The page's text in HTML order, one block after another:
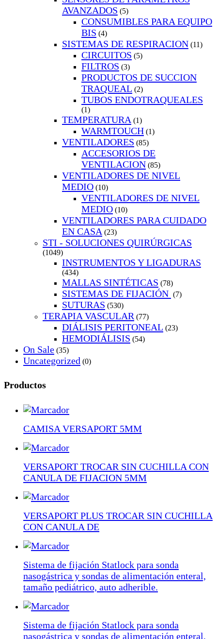
AVANZADOS (5)
CONSUMIBLES PARA EQUIPO
BIS (4)
SISTEMAS DE RESPIRACION (11)
CIRCUITOS (5)
FILTROS (3)
PRODUCTOS DE SUCCION
TRAQUEAL (2)
TUBOS ENDOTRAQUEALES
(1)
TEMPERATURA (1)
WARMTOUCH (1)
VENTILADORES (85)
ACCESORIOS DE
VENTILACION (85)
VENTILADORES DE NIVEL
MEDIO (10)
VENTILADORES DE NIVEL
MEDIO (10)
VENTILADORES PARA CUIDADO
EN CASA (23)
STI - SOLUCIONES QUIRÚRGICAS
(1049)
INSTRUMENTOS Y LIGADURAS
(434)
MALLAS SINTÉTICAS (78)
SISTEMAS DE FIJACIÓN (7)
SUTURAS (530)
TERAPIA VASCULAR (77)
DIÁLISIS PERITONEAL (23)
HEMODIÁLISIS (54)
On Sale (35)
Uncategorized (0)
Productos
CAMISA VERSAPORT 5MM
VERSAPORT TROCAR SIN CUCHILLA CON
CANULA DE FIJACION 5MM
VERSAPORT PLUS TROCAR SIN CUCHILLA
CON CANULA DE
Sistema de fijación Statlock para sonda
nasogástrica y sondas de alimentación enteral,
tamaño pediátrico, auto adherible.
Sistema de fijación Statlock para sonda
nasogástrica y sondas de alimentación enteral,